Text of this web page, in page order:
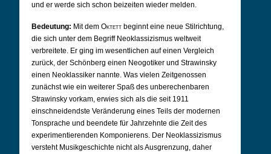
und er werde sich schon beizeiten wieder melden.
Bedeutung: Mit dem Oktett beginnt eine neue Stilrichtung,
die sich unter dem Begriff Neoklassizismus weltweit
verbreitete. Er ging im wesentlichen auf einen Vergleich
zurück, der Schönberg einen Neogotiker und Strawinsky
einen Neoklassiker nannte. Was vielen Zeitgenossen
zunächst wie ein weiterer Spaß des unberechenbaren
Strawinsky vorkam, erwies sich als die seit 1911
einschneidendste Veränderung eines Teils der modernen
Tonsprache und beendete für Jahrzehnte die Zeit des
experimentierenden Komponierens. Der Neoklassizismus
versteht Musikgeschichte nicht als Ausgrenzung, daher